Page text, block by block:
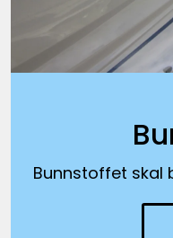
Bunnstoffet skal
Båtpleie/Opplag
Seil
Kampanje